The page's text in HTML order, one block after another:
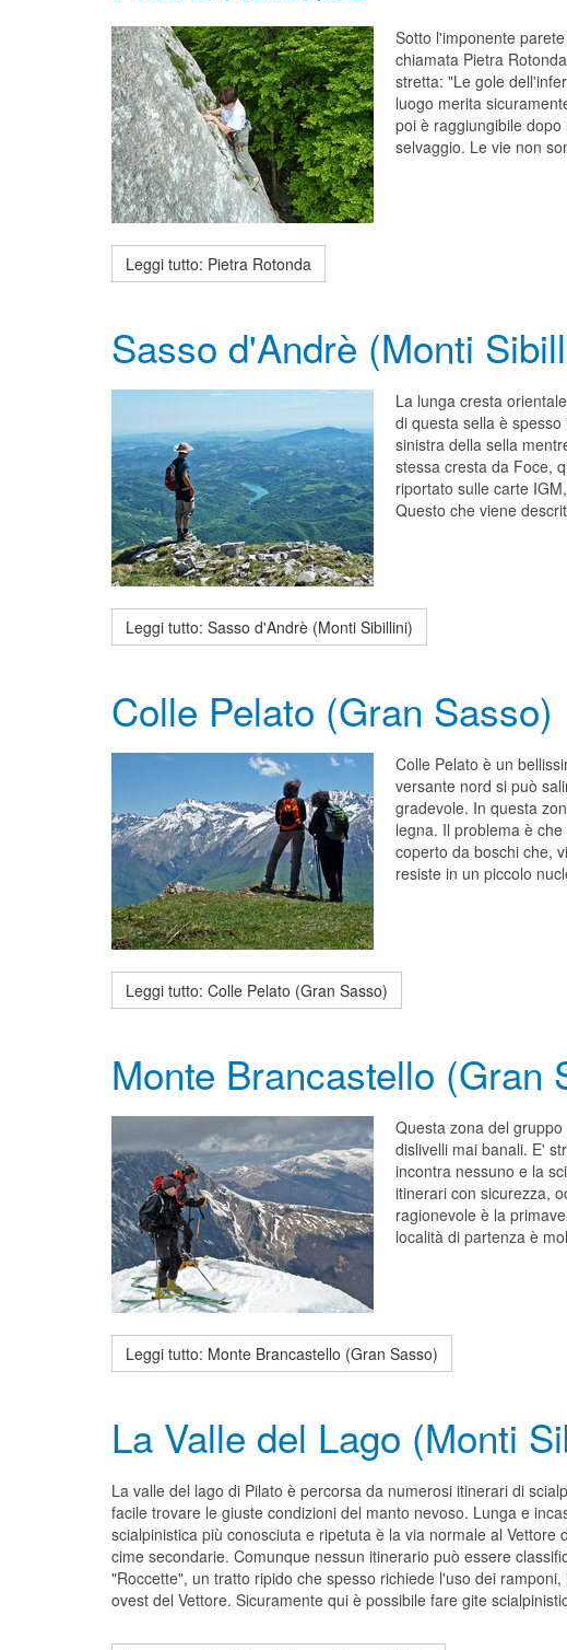
Sotto l'imponente
chiamata Pietra
stretta: "Le gole
luogo merita
poi è raggiungibile
selvaggio. Le vie non
Leggi tutto: Pietra Rotonda
Sasso d'Andrè (Monti
La lunga cresta
di questa sella è
sinistra della sella
stessa cresta da Foce,
riportato sulle carte
Questo che viene
Leggi tutto: Sasso d'Andrè (Monti Sibillini)
Colle Pelato (Gran Sasso)
Colle Pelato è un
versante nord si può
gradevole. In questa
legna. Il problema è
coperto da boschi che,
resiste in un piccolo
Leggi tutto: Colle Pelato (Gran Sasso)
Monte Brancastello (Gran
Questa zona del
dislivelli mai banali. E'
incontra nessuno e la
itinerari con sicurezza,
ragionevole è la
località di partenza è
Leggi tutto: Monte Brancastello (Gran Sasso)
La Valle del Lago (Monti
La valle del lago di Pilato è percorsa da numerosi itinerari di
facile trovare le giuste condizioni del manto nevoso. Lunga e
scialpinistica più conosciuta e ripetuta è la via normale al
cime secondarie. Comunque nessun itinerario può essere
"Roccette", un tratto ripido che spesso richiede l'uso dei
ovest del Vettore. Sicuramente qui è possibile fare gite